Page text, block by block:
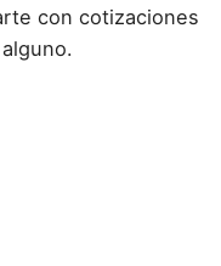
con cotizaciones